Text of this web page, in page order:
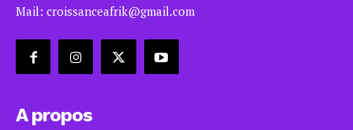
Mail: croissanceafrik@gmail.com
A propos